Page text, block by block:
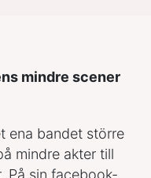
mindre scener
ena bandet större
mindre akter till
På sin facebook-